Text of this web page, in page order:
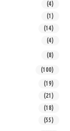
(4)
(1)
(14)
(4)
(8)
(100)
(19)
(21)
(18)
(55)